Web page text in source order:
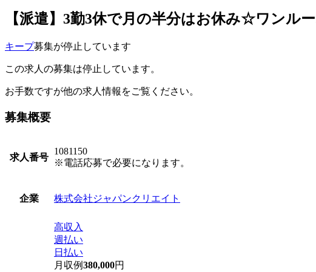
【派遣】3勤3休で月の半分はお休み☆ワンル
キープ募集が停止しています
この求人の募集は停止しています。
お手数ですが他の求人情報をご覧ください。
募集概要
求人番号
1081150
※電話応募で必要になります。
企業 株式会社ジャパンクリエイト
高収入
週払い
日払い
月収例380,000円